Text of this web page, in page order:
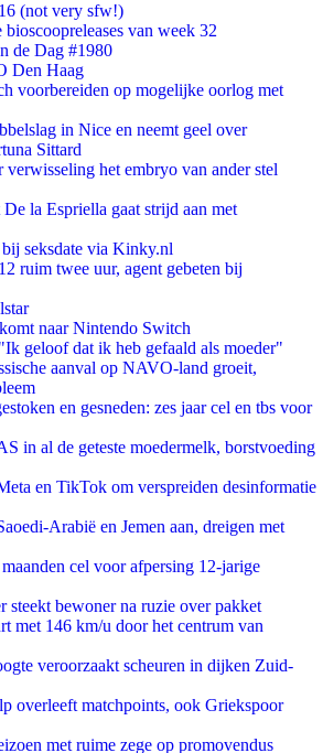
(not very sfw!)
van week 32
de Dag #1980
Den Haag
voorbereiden op mogelijke oorlog met
in Nice en neemt geel over
Sittard
het embryo van ander stel
la Espriella gaat strijd aan met
seksdate via Kinky.nl
ruim twee uur, agent gebeten bij
naar Nintendo Switch
geloof dat ik heb gefaald als moeder"
aanval op NAVO-land groeit,
en gesneden: zes jaar cel en tbs voor
in al de geteste moedermelk, borstvoeding
en TikTok om verspreiden desinformatie
Arabië en Jemen aan, dreigen met
cel voor afpersing 12-jarige
steekt bewoner na ruzie over pakket
met 146 km/u door het centrum van
veroorzaakt scheuren in dijken Zuid-
overleeft matchpoints, ook Griekspoor
met ruime zege op promovendus